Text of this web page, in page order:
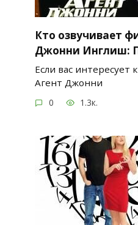
Кто озвучивает
Джонни Инглиш:
Если вас интересует
Агент Джонни
0 1.3к.